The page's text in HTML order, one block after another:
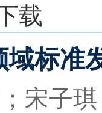
载
标准
宋子